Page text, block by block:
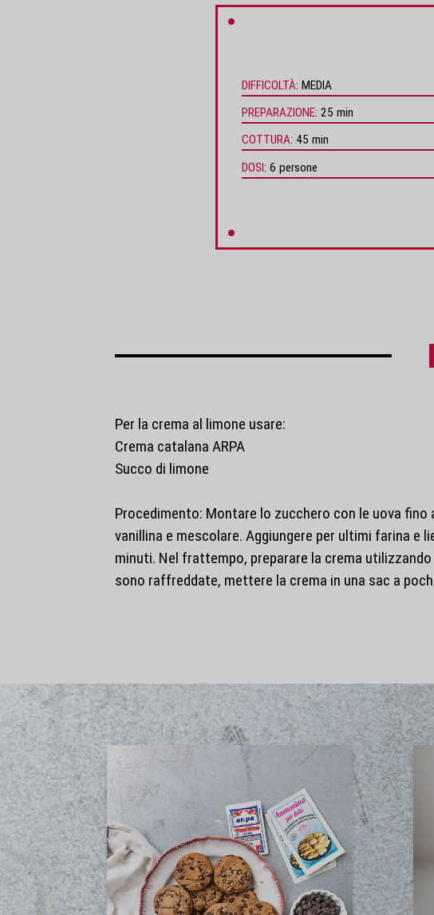
DIFFICOLTÀ MEDIA
PREPARAZIONE 25 min
COTTURA 45 min
DOSI 6 persone
Per la crema al limone usare:
Crema catalana ARPA
Succo di limone
Procedimento: Montare lo zucchero con le uova
vanillina e mescolare. Aggiungere per ultimi farina
minuti. Nel frattempo, preparare la crema
sono raffreddate, mettere la crema in una sac a